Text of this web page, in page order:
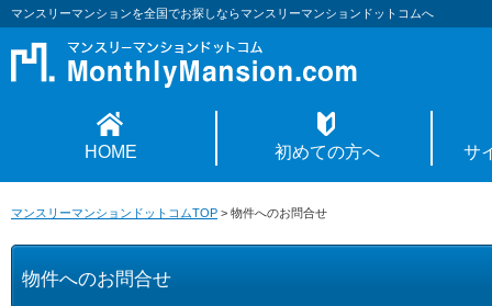
マンスリーマンションを全国でお探しならマンスリーマンションドットコムへ
HOME 初めての方へ サ
マンスリーマンションドットコムTOP > 物件へのお問合せ
物件へのお問合せ